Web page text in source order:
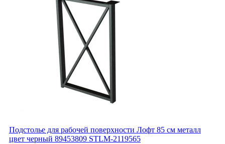
Подстолье для рабочей поверхности Лофт 85 см металл
цвет черный 89453809 STLM-2119565